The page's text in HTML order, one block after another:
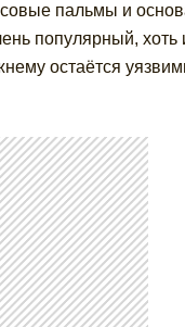
пальмы и
популярный,
остаётся